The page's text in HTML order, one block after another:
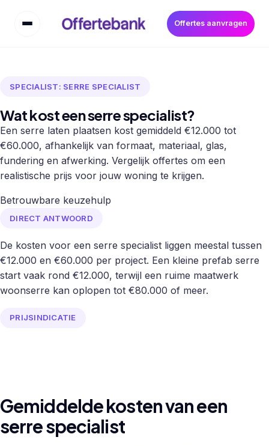
Offertes aanvragen
SPECIALIST: SERRE SPECIALIST
Wat kost een serre specialist?
Een serre laten plaatsen kost gemiddeld €12.000 tot
€60.000, afhankelijk van formaat, materiaal, glas,
fundering en afwerking. Vergelijk offertes om een
realistische prijs voor jouw woning te krijgen.
Betrouwbare keuzehulp
DIRECT ANTWOORD
De kosten voor een serre specialist liggen meestal tussen
€12.000 en €60.000 per project. Een kleine prefab serre
start vaak rond €12.000, terwijl een ruime maatwerk
woonserre kan oplopen tot €80.000 of meer.
PRIJSINDICATIE
Gemiddelde kosten van een
serre specialist